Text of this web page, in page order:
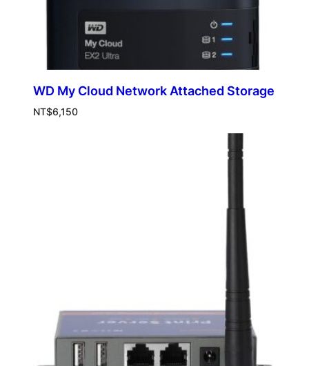
WD My Cloud Network Attached Storage
NT$6,150